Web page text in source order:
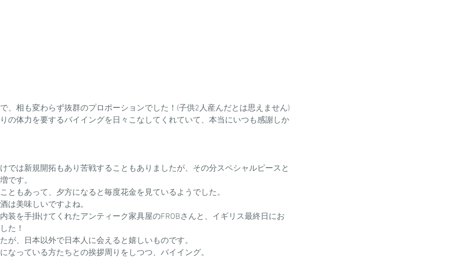
、相も変わらず抜群のプロポーションでした！(子供2人産んだとは思えません)
の体力を要するバイイングを日々こなしてくれていて、本当にいつも感謝しか
では新規開拓もあり苦戦することもありましたが、その分スペシャルピースと
です。
ともあって、夕方になると毎度花金を見ているようでした。
は美味しいですよね。
装を手掛けてくれたアンティーク家具屋のFROBさんと、イギリス最終日にお
た！
が、日本以外で日本人に会えると嬉しいものです。
なっている方たちとの挨拶周りをしつつ、バイイング。